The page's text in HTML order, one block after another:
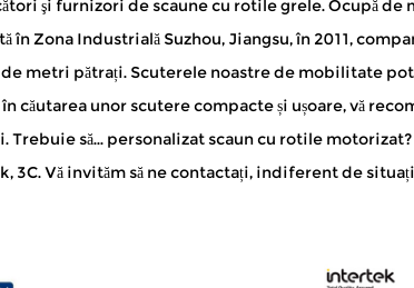
şi furnizori de scaune cu rotile grele. Ocupă
în Zona Industrială Suzhou, Jiangsu, în 2011,
de metri pătrați. Scuterele noastre de mobilitate
căutarea unor scutere compacte și ușoare, vă
Trebuie să... personalizat scaun cu rotile motorizat
3C. Vă invităm să ne contactați, indiferent de